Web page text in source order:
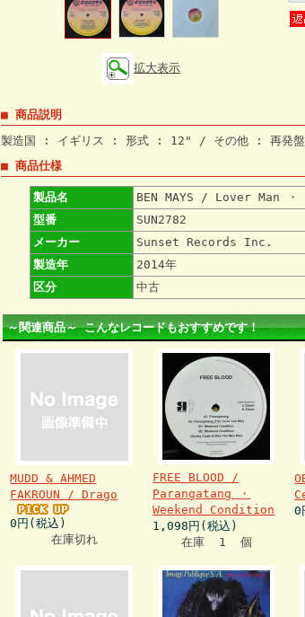
拡大表示
■ 商品説明
製造国 : イギリス : 形式 : 12" / その他 : 再発盤
■ 商品仕様
製品名
BEN MAYS / Lover Man
型番
SUN2782
メーカー
Sunset Records Inc.
製造年
2014年
区分
中古
～関連商品～ こんなレコードもおすすめです！
MUDD & AHMED
FAKROUN / Drago
0円(税込)
在庫切れ
FREE BLOOD /
Parangatang ・
Weekend Condition
1,098円(税込)
在庫 1 個
0